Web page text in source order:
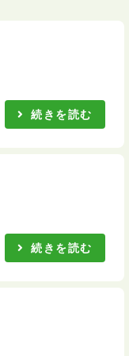
続きを読む
続きを読む